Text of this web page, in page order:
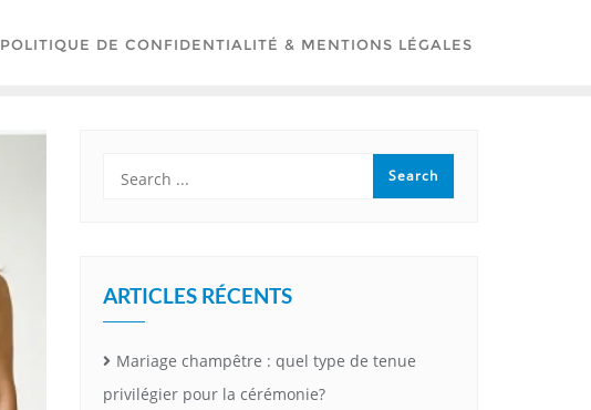
POLITIQUE DE CONFIDENTIALITÉ & MENTIONS LÉGALES
ARTICLES RÉCENTS
Mariage champêtre : quel type de tenue
privilégier pour la cérémonie?